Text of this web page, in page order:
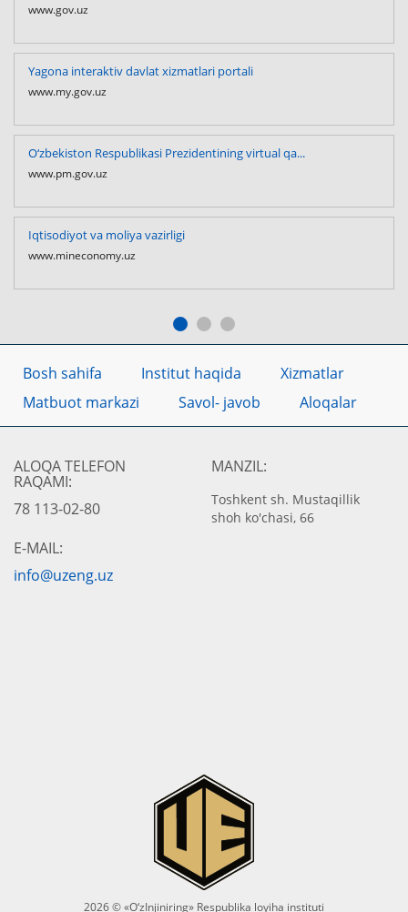
www.gov.uz
Yagona interaktiv davlat xizmatlari portali
www.my.gov.uz
O‘zbekiston Respublikasi Prezidentining virtual qa...
www.pm.gov.uz
Iqtisodiyot va moliya vazirligi
www.mineconomy.uz
Bosh sahifa Institut haqida
Xizmatlar
Matbuot markazi
Savol- javob Aloqalar
ALOQA TELEFON
RAQAMI:
78 113-02-80
MANZIL:
Toshkent sh. Mustaqillik
shoh ko'chasi, 66
E-MAIL:
info@uzeng.uz
2026 © «O‘zInjiniring» Respublika loyiha instituti